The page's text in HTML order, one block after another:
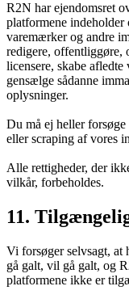
R2N har ejendomsret
platformene indeholder
varemærker og andre
redigere, offentliggøre,
licensere, skabe
gensælge sådanne
oplysninger.
Du må ej heller
eller scraping af vores
Alle rettigheder, der
vilkår, forbeholdes.
11.
Vi forsøger selvsagt, at
gå galt, vil gå galt, og
platformene ikke er